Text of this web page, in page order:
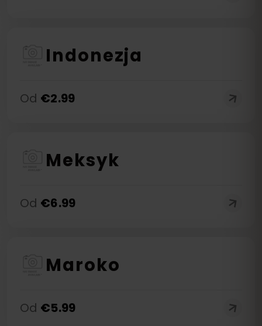
Indonezja
Od €2.99
Meksyk
Od €6.99
Maroko
Od €5.99